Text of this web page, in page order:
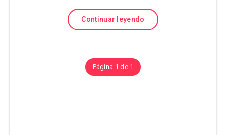
Continuar leyendo
Página 1 de 1